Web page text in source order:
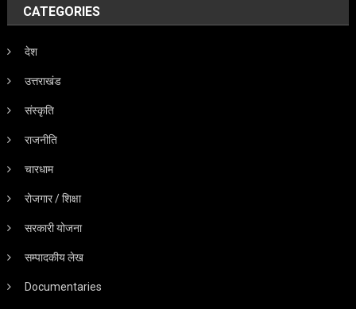
CATEGORIES
देश
उत्तराखंड
संस्कृति
राजनीति
चारधाम
रोजगार / शिक्षा
सरकारी योजना
सम्पादकीय लेख
Documentaries